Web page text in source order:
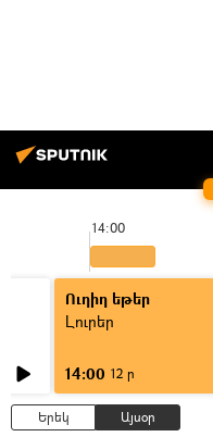
14:00
Ուղիղ եթեր
Լուրեր
14:00 12 ր
Երեկ Այսօր